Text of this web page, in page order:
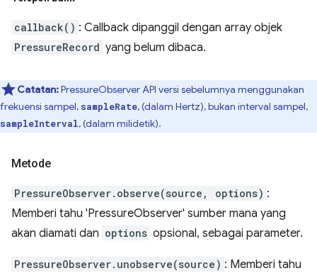
callback() : Callback dipanggil dengan array objek
PressureRecord yang belum dibaca.
Catatan:PressureObserver API versi sebelumnya menggunakan
frekuensi sampel, sampleRate, (dalam Hertz), bukan interval sampel,
sampleInterval, (dalam milidetik).
Metode
PressureObserver.observe(source, options) :
Memberi tahu 'PressureObserver' sumber mana yang
akan diamati dan options opsional, sebagai parameter.
PressureObserver.unobserve(source) : Memberi tahu